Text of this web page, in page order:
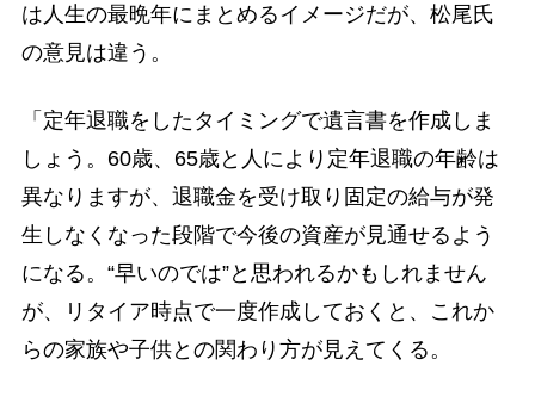
は人生の最晩年にまとめるイメージだが、松尾氏
の意見は違う。
「定年退職をしたタイミングで遺言書を作成しま
しょう。60歳、65歳と人により定年退職の年齢は
異なりますが、退職金を受け取り固定の給与が発
生しなくなった段階で今後の資産が見通せるよう
になる。“早いのでは”と思われるかもしれません
が、リタイア時点で一度作成しておくと、これか
らの家族や子供との関わり方が見えてくる。